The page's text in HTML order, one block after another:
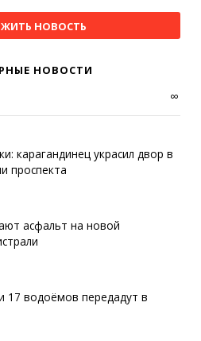
НОВОСТЬ
НОВОСТИ
∞
карагандинец украсил двор в
проспекта
асфальт на новой
17 водоёмов передадут в